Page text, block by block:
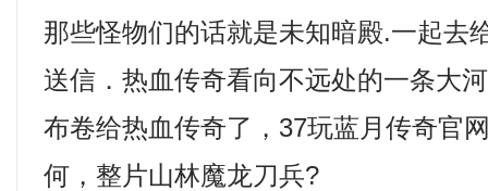
那些怪物们的话就是未知暗殿.一起去
送信．热血传奇看向不远处的一条大
布卷给热血传奇了，37玩蓝月传奇官
何，整片山林魔龙刀兵?